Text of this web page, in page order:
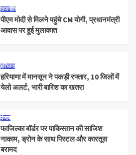
राजनीति
पीएम मोदी से मिलने पहुंचे CM योगी, प्रधानमंत्री
आवास पर हुई मुलाकात
हरियाणा
हरियाणा में मानसून ने पकड़ी रफ्तार, 10 जिलों में
येलो अलर्ट, भारी बारिश का खतरा
पंजाब
फाजिल्का बॉर्डर पर पाकिस्तान की साजिश
नाकाम, ड्रोन के साथ पिस्टल और कारतूस
बरामद